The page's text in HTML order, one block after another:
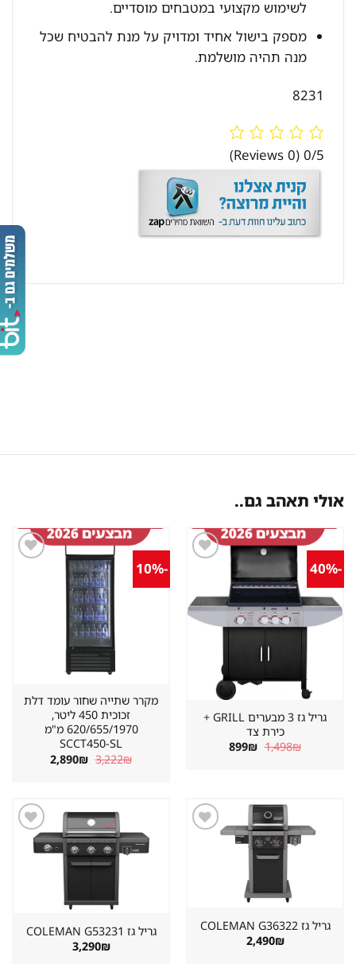
לשימוש מקצועי במטבחים מוסדיים.
מספק בישול אחיד ומדויק על מנת להבטיח שכל
מנה תהיה מושלמת.
8231
0/5
(0 Reviews)
אולי תאהב גם..
במועדפים
גריל גז 3 מבערים GRILL +
כירת צד
1,498₪ המחיר
המקורי
899₪ המחיר
הנוכחי
מקרר שתייה שחור עומד דלת
זכוכית 450 ליטר,
620/655/1970 מ"מ
SCCT450-SL
3,222₪ המחיר
המקורי
2,890₪ המחיר
הנוכחי
גריל גז ⁦COLEMAN G36322⁩
2,490₪
שמור
מוצר
גריל גז ⁦COLEMAN G53231⁩
3,290₪